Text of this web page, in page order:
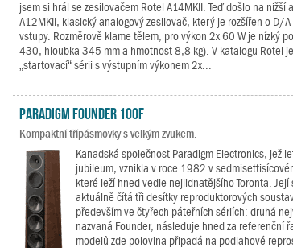
jsem si hrál se zesilovačem Rotel A14MKII. Teď došlo na nižší
A12MKII, klasický analogový zesilovač, který je rozšířen o D/
vstupy. Rozměrově klame tělem, pro výkon 2x 60 W je nízký
430, hloubka 345 mm a hmotnost 8,8 kg). V katalogu Rotel
„startovací“ sérii s výstupním výkonem 2x...
Paradigm Founder 100F
Kompaktní třípásmovky s velkým zvukem.
Kanadská společnost Paradigm Electronics, jež
jubileum, vznikla v roce 1982 v
které leží hned vedle nejlidnatějšího Toronta.
aktuálně čítá tři desítky reproduktorových
především ve čtyřech páteřních sériích: druhá
nazvaná Founder, následuje hned za referenční
modelů zde polovina připadá na podlahové